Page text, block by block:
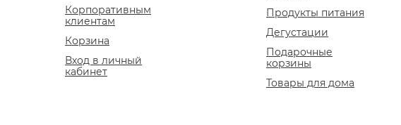
Корпоративным
клиентам
Корзина
Вход в личный
кабинет
Продукты питания
Дегустации
Подарочные
корзины
Товары для дома